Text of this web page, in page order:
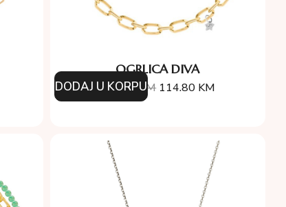
OGRLICA DIVA
164.00KM 114.80 KM
DODAJ U KORPU